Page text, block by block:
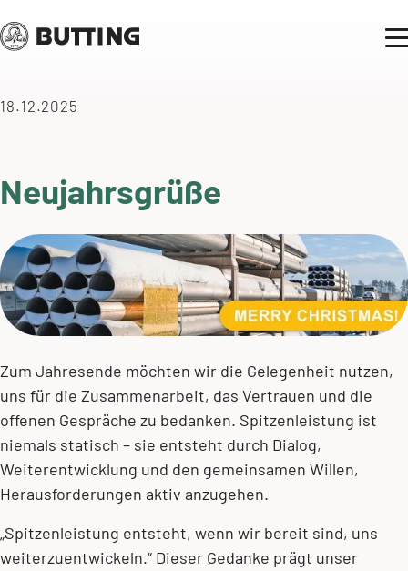
18.12.2025
Neujahrsgrüße
Zum Jahresende möchten wir die Gelegenheit nutzen,
uns für die Zusammenarbeit, das Vertrauen und die
offenen Gespräche zu bedanken. Spitzenleistung ist
niemals statisch – sie entsteht durch Dialog,
Weiterentwicklung und den gemeinsamen Willen,
Herausforderungen aktiv anzugehen.
„Spitzenleistung entsteht, wenn wir bereit sind, uns
weiterzuentwickeln.“ Dieser Gedanke prägt unser